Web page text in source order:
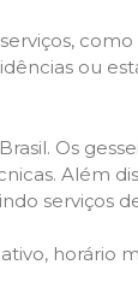
ou
Os
Além
serviços
horário